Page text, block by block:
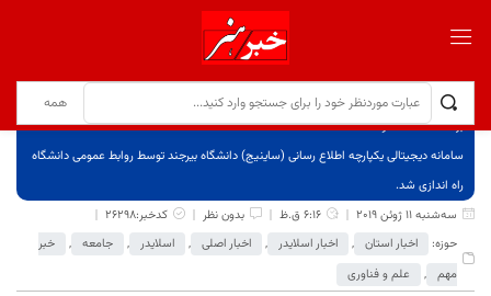
برگ نخست
نوشته‌ها
سامانه دیجیتالی یکپارچه اطلاع رسانی (ساینیج) دانشگاه بیرجند توسط روابط عمومی دانشگاه
راه اندازی شد.
سه‌شنبه 11 ژوئن 2019
6:16 ق.ظ بدون نظر
کدخبر:26298
حوزه:
اخبار استان , اخبار اسلایدر , اخبار اصلی , اسلایدر , جامعه ,
خبر
مهم , علم و فناوری